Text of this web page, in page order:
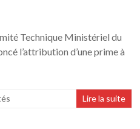
Technique Ministériel du
l’attribution d’une prime à
Lire la suite